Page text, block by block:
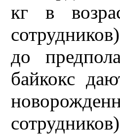
кг в
до
байкокс